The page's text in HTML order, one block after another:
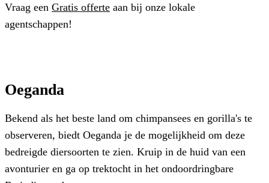
Vraag een Gratis offerte aan bij onze lokale
agentschappen!
Oeganda
Bekend als het beste land om chimpansees en gorilla's te
observeren, biedt Oeganda je de mogelijkheid om deze
bedreigde diersoorten te zien. Kruip in de huid van een
avonturier en ga op trektocht in het ondoordringbare